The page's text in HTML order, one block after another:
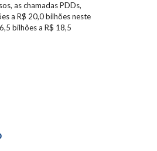
as chamadas PDDs,
a R$ 20,0 bilhões neste
bilhões a R$ 18,5